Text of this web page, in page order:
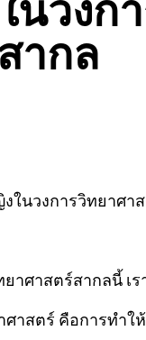
นวงก
ากล
ในวงการวิทยาศ
าศาสตร์สากลนี้ เ
าสตร์ คือการทำใ